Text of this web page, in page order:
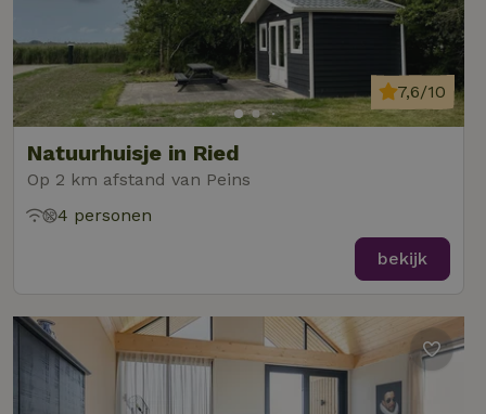
Natuurhuisje in Ried
Op 2 km afstand van Peins
7,6/10
4 personen
bekijk